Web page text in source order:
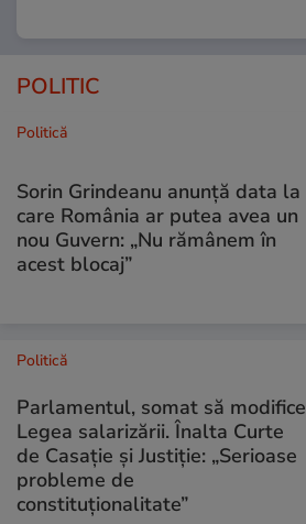
POLITIC
Politică
Sorin Grindeanu anunță data la
care România ar putea avea un
nou Guvern: „Nu rămânem în
acest blocaj”
Politică
Parlamentul, somat să modifice
Legea salarizării. Înalta Curte
de Casație și Justiție: „Serioase
probleme de
constituționalitate”